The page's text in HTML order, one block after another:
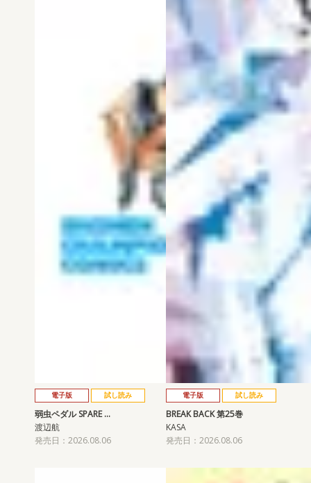
電子版 試し読み
弱虫ペダル SPARE …
渡辺航
発売日：2026.08.06
電子版 試し読み
BREAK BACK 第25巻
KASA
発売日：2026.08.06